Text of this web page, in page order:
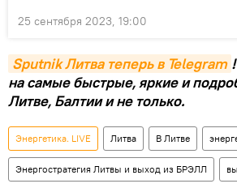
25 сентября 2023, 19:00
Sputnik Литва теперь в Telegram
на самые быстрые, яркие и
Литве, Балтии и не только.
Энергетика. LIVE Литва В Литве
Энергостратегия Литвы и выход из БРЭЛЛ